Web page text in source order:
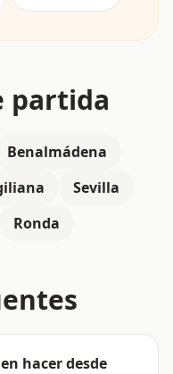
partida
Benalmádena
Sevilla
Ronda
hacer desde